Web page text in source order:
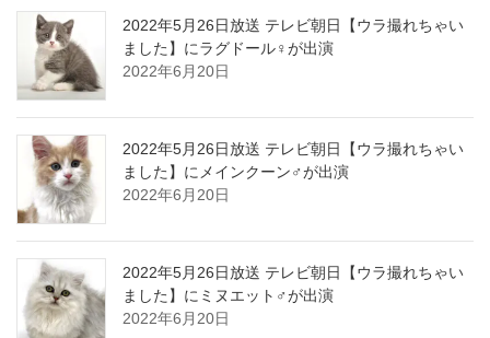
2022年5月26日放送 テレビ朝日【ウラ撮れちゃい
ました】にラグドール♀が出演
2022年6月20日
2022年5月26日放送 テレビ朝日【ウラ撮れちゃい
ました】にメインクーン♂が出演
2022年6月20日
2022年5月26日放送 テレビ朝日【ウラ撮れちゃい
ました】にミヌエット♂が出演
2022年6月20日